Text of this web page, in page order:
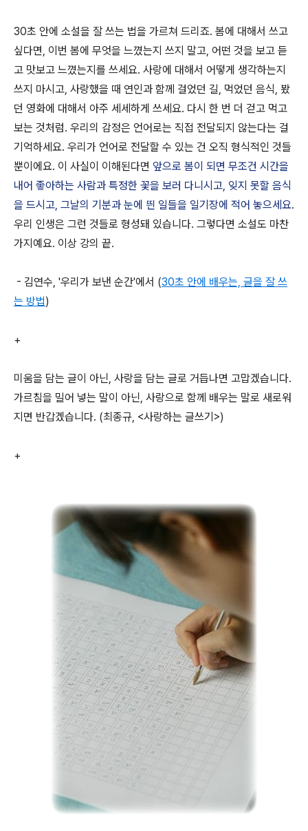
30초 안에 소설을 잘 쓰는 법을 가르쳐 드리죠. 봄에 대해서 쓰고
싶다면, 이번 봄에 무엇을 느꼈는지 쓰지 말고, 어떤 것을 보고 듣
고 맛보고 느꼈는지를 쓰세요. 사랑에 대해서 어떻게 생각하는지
쓰지 마시고, 사랑했을 때 연인과 함께 걸었던 길, 먹었던 음식, 봤
던 영화에 대해서 아주 세세하게 쓰세요. 다시 한 번 더 걷고 먹고
보는 것처럼. 우리의 감정은 언어로는 직접 전달되지 않는다는 걸
기억하세요. 우리가 언어로 전달할 수 있는 건 오직 형식적인 것들
뿐이에요. 이 사실이 이해된다면 앞으로 봄이 되면 무조건 시간을
내어 좋아하는 사람과 특정한 꽃을 보러 다니시고, 잊지 못할 음식
을 드시고, 그날의 기분과 눈에 띈 일들을 일기장에 적어 놓으세요.
우리 인생은 그런 것들로 형성돼 있습니다. 그렇다면 소설도 마찬
가지예요. 이상 강의 끝.
- 김연수, '우리가 보낸 순간'에서 (30초 안에 배우는, 글을 잘 쓰
는 방법)
+
미움을 담는 글이 아닌, 사랑을 담는 글로 거듭나면 고맙겠습니다.
가르침을 밀어 넣는 말이 아닌, 사랑으로 함께 배우는 말로 새로워
지면 반갑겠습니다. (최종규, <사랑하는 글쓰기>)
+